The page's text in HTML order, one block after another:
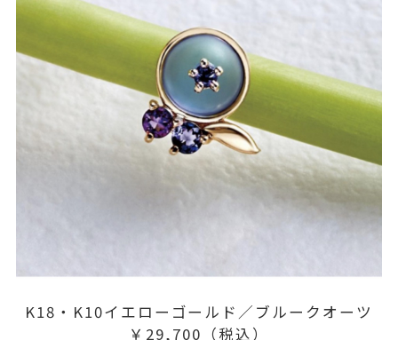
K18・K10イエローゴールド／ブルークオーツ
￥29,700（税込）